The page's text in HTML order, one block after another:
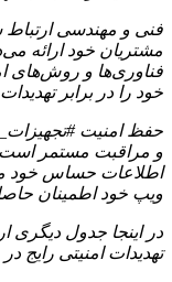
فنی و مهندسی ارتباط
مشتریان خود ارائه
فناوری‌ها و روش‌های
خود را در برابر
حفظ امنیت
و مراقبت مستمر است.
اطلاعات حساس خود
ویپ خود اطمینان
در اینجا جدول دیگری
تهدیدات امنیتی رایج